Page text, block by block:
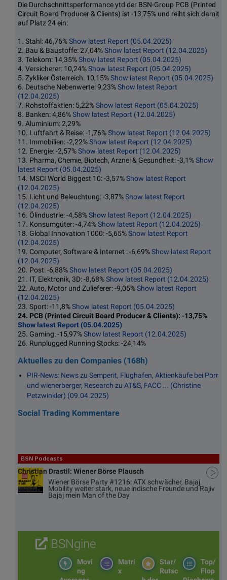
Die Durchschnittsperformance ytd der BSN-Group PCB (Printed
Circuit Board Producer & Clients) ist -13,75% und reiht sich damit
auf Platz 24 ein:
1. Stahl: 46,76%Show latest Report (05.04.2025)
2. Bau & Baustoffe: 27,04%Show latest Report (12.04.2025)
3. Telekom: 14,35%Show latest Report (05.04.2025)
4. Versicherer: 10,24%Show latest Report (05.04.2025)
5. Zykliker Österreich: 10,15%Show latest Report (05.04.2025)
6. Deutsche Nebenwerte: 9,23%Show latest Report
(12.04.2025)
7. Rohstoffaktien: 5,22%Show latest Report (05.04.2025)
8. Banken: 4,86%Show latest Report (12.04.2025)
9. Aluminium: 2,29%
10. Luftfahrt & Reise: -1,76%Show latest Report (12.04.2025)
11. Immobilien: -2,22%Show latest Report (12.04.2025)
12. Energie: -2,57%Show latest Report (12.04.2025)
13. Pharma, Chemie, Biotech, Arznei & Gesundheit: -3,1%Show
latest Report (05.04.2025)
14. MSCI World Biggest 10: -3,57%Show latest Report
(12.04.2025)
15. Licht und Beleuchtung: -3,87%Show latest Report
(12.04.2025)
16. Ölindustrie: -4,58%Show latest Report (12.04.2025)
17. Konsumgüter: -4,74%Show latest Report (12.04.2025)
18. Global Innovation 1000: -5,65%Show latest Report
(12.04.2025)
19. Computer, Software & Internet : -6,69%Show latest Report
(12.04.2025)
20. Post: -6,88%Show latest Report (05.04.2025)
21. IT, Elektronik, 3D: -8,68%Show latest Report (12.04.2025)
22. Auto, Motor und Zulieferer: -9,05%Show latest Report
(12.04.2025)
23. Sport: -11,8%Show latest Report (05.04.2025)
24. PCB (Printed Circuit Board Producer & Clients): -13,75%
Show latest Report (05.04.2025)
25. Gaming: -15,97%Show latest Report (12.04.2025)
26. Runplugged Running Stocks: -24,14%
Aktuelles zu den Companies (168h)
PIR-News: News zu Semperit, Flughafen, Aktienkäufe bei Porr
und wienerberger, Research zu AT&S, FACC ... (Christine
Petzwinkler) (09.04.2025)
Social Trading Kommentare
BSN Podcasts
Christian Drastil: Wiener Börse Plausch
Wiener Börse Party #1216: ATX schwächer, Bajaj
Mobility weiter stark, neue indische Freunde und Rajiv
Bajaj mein Man of the Day
BSNgine
Top/
Flop
Star/
Rutsc
Matri
x
Movi
ng